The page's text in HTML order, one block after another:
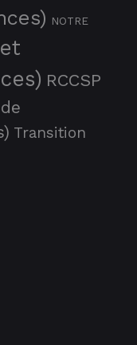
NOTRE
RCCSP
Transition